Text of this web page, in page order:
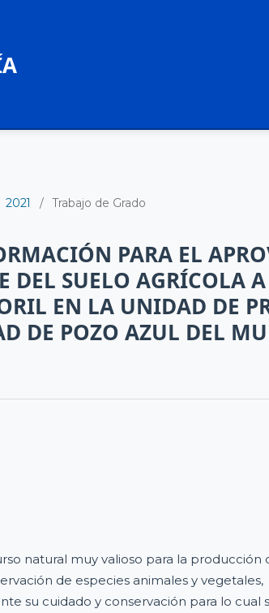
2021 / Trabajo de Grado
PARA EL
DEL SUELO AGRÍCOLA
EN LA UNIDAD DE
DE POZO AZUL DEL
natural muy valioso para la producción
de especies animales y vegetales,
su cuidado y conservación para lo cual